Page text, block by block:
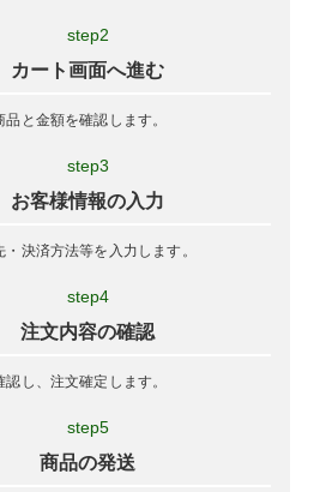
step2
カート画面へ進む
と金額を確認します。
step3
お客様情報の入力
決済方法等を入力します。
step4
注文内容の確認
し、注文確定します。
step5
商品の発送